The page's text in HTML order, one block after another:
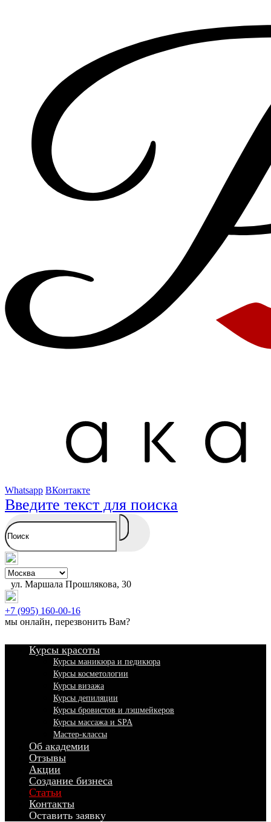
Whatsapp ВКонтакте
Введите текст для поиска
ул. Маршала Прошлякова, 30
+7 (995) 160-00-16
мы онлайн, перезвонить Вам?
Курсы красоты
Курсы маникюра и педикюра
Курсы косметологии
Курсы визажа
Курсы депиляции
Курсы бровистов и лэшмейкеров
Курсы массажа и SPA
Мастер-классы
Об академии
Отзывы
Акции
Создание бизнеса
Статьи
Контакты
Оставить заявку